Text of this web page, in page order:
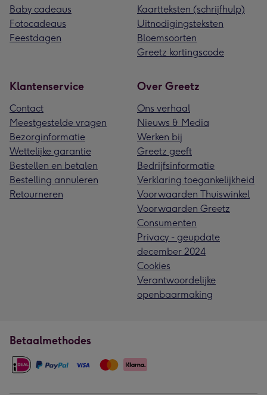
Baby cadeaus
Fotocadeaus
Feestdagen
Kaartteksten (schrijfhulp)
Uitnodigingsteksten
Bloemsoorten
Greetz kortingscode
Klantenservice
Contact
Meestgestelde vragen
Bezorginformatie
Wettelijke garantie
Bestellen en betalen
Bestelling annuleren
Retourneren
Over Greetz
Ons verhaal
Nieuws & Media
Werken bij
Greetz geeft
Bedrijfsinformatie
Verklaring toegankelijkheid
Voorwaarden Thuiswinkel
Voorwaarden Greetz
Consumenten
Privacy - geupdate
december 2024
Cookies
Verantwoordelijke
openbaarmaking
Betaalmethodes